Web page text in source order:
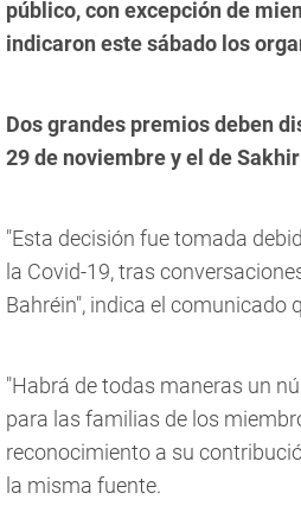
público, con excepción de
indicaron este sábado los
Dos grandes premios deben
29 de noviembre y el de
"Esta decisión fue tomada
la Covid-19, tras
Bahréin", indica el comunicado
"Habrá de todas maneras un
para las familias de los
reconocimiento a su
la misma fuente.